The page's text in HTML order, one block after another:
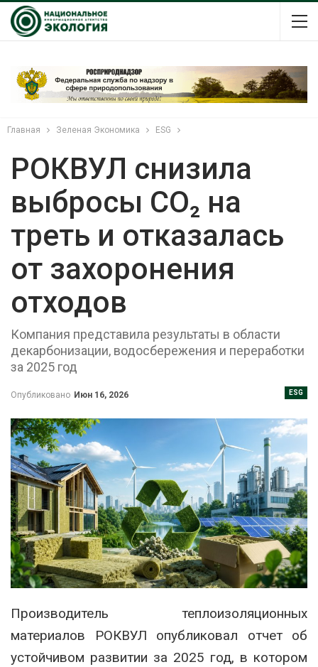
Главная Зеленая Экономика ESG
РОКВУЛ снизила
выбросы CO₂ на
треть и отказалась
от захоронения
отходов
Компания представила результаты в области
декарбонизации, водосбережения и переработки
за 2025 год
ESG
Опубликовано Июн 16, 2026
Производитель теплоизоляционных
материалов РОКВУЛ опубликовал отчет об
устойчивом развитии за 2025 год, в котором